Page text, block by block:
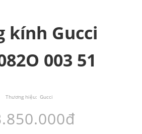
kính Gucci
003 51
Thương hiệu: Gucci